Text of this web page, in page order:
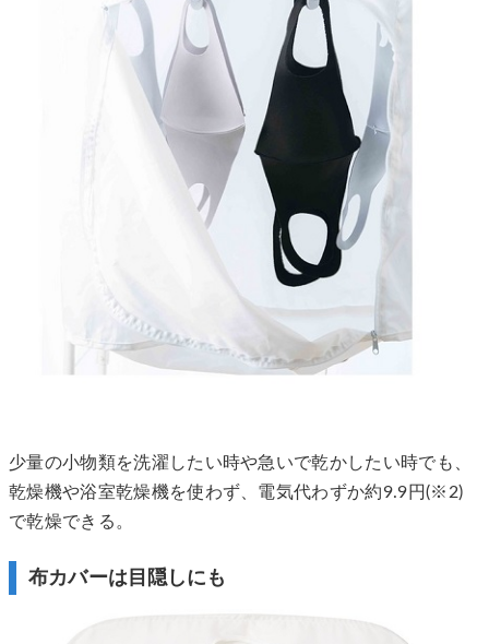
少量の小物類を洗濯したい時や急いで乾かしたい時でも、
乾燥機や浴室乾燥機を使わず、電気代わずか約9.9円(※2)
で乾燥できる。
布カバーは目隠しにも